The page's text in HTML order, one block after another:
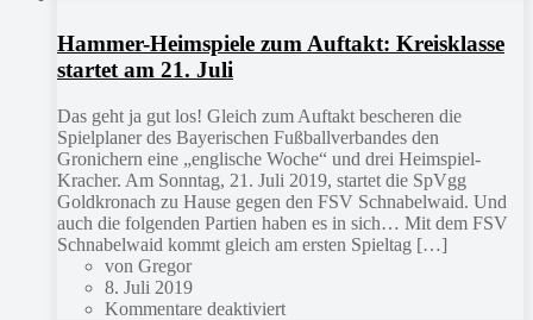
Hammer-Heimspiele zum Auftakt: Kreisklasse
startet am 21. Juli
Das geht ja gut los! Gleich zum Auftakt bescheren die
Spielplaner des Bayerischen Fußballverbandes den
Gronichern eine „englische Woche“ und drei Heimspiel-
Kracher. Am Sonntag, 21. Juli 2019, startet die SpVgg
Goldkronach zu Hause gegen den FSV Schnabelwaid. Und
auch die folgenden Partien haben es in sich… Mit dem FSV
Schnabelwaid kommt gleich am ersten Spieltag […]
von Gregor
8. Juli 2019
Kommentare deaktiviert